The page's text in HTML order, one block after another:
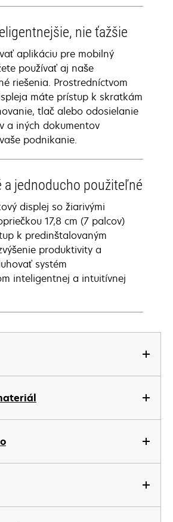
nie ťažšie
aplikáciu pre mobilný
používať aj naše
riešenia. Prostredníctvom
máte prístup k skratkám
tlač alebo odosielanie
a iných dokumentov
podnikanie.
a jednoducho použiteľné
displej so žiarivými
17,8 cm (7 palcov)
k predinštalovaným
produktivity a
systém
inteligentnej a intuitívnej